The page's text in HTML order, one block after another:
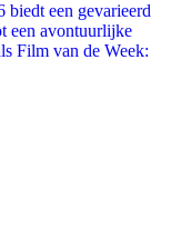
een gevarieerd
een avontuurlijke
Film van de Week: